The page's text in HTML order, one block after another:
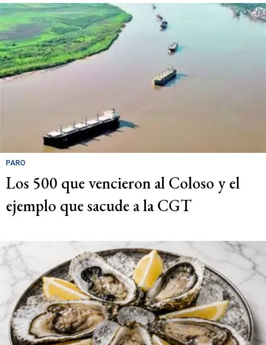
PARO
Los 500 que vencieron al Coloso y el
ejemplo que sacude a la CGT